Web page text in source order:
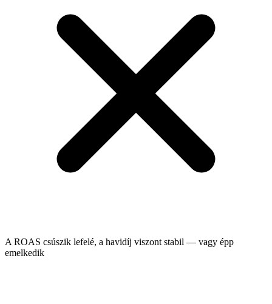
A ROAS csúszik lefelé, a havidíj viszont stabil — vagy épp
emelkedik